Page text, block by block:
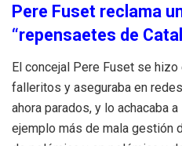
Pere Fuset reclama
“repensaetes de
El concejal Pere Fuset se
falleritos y aseguraba en
ahora parados, y lo achacaba
ejemplo más de mala gestión